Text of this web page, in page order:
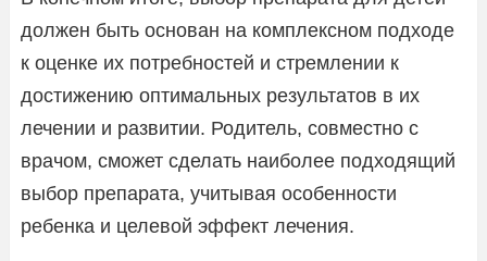
должен быть основан на комплексном подходе
к оценке их потребностей и стремлении к
достижению оптимальных результатов в их
лечении и развитии. Родитель, совместно с
врачом, сможет сделать наиболее подходящий
выбор препарата, учитывая особенности
ребенка и целевой эффект лечения.